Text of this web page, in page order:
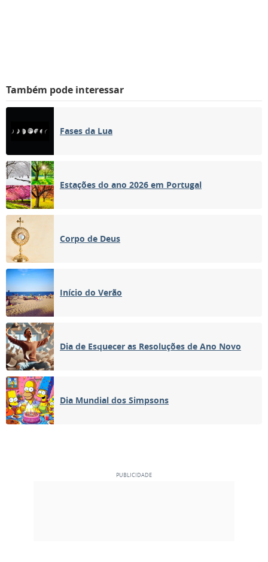
Também pode interessar
Fases da Lua
Estações do ano 2026 em Portugal
Corpo de Deus
Início do Verão
Dia de Esquecer as Resoluções de Ano Novo
Dia Mundial dos Simpsons